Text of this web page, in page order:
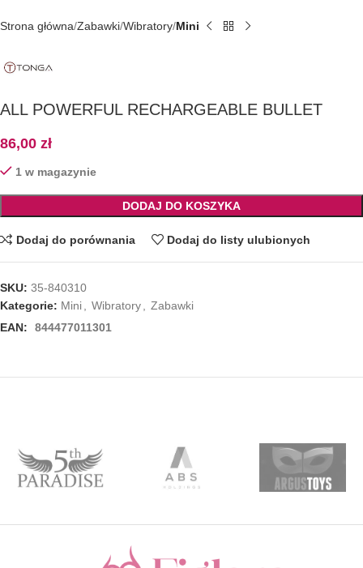
Strona główna Zabawki Wibratory Mini
ALL POWERFUL RECHARGEABLE BULLET
86,00 zł
1 w magazynie
DODAJ DO KOSZYKA
Dodaj do porównania Dodaj do listy ulubionych
SKU: 35-840310
Kategorie: Mini, Wibratory, Zabawki
EAN:
844477011301